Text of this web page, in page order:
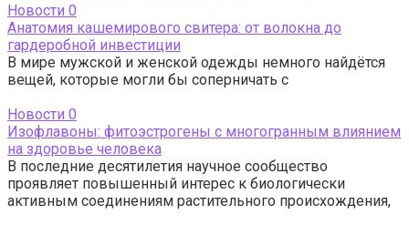
Новости 0
Анатомия кашемирового свитера: от волокна до
гардеробной инвестиции
В мире мужской и женской одежды немного найдётся
вещей, которые могли бы соперничать с
Новости 0
Изофлавоны: фитоэстрогены с многогранным влиянием
на здоровье человека
В последние десятилетия научное сообщество
проявляет повышенный интерес к биологически
активным соединениям растительного происхождения,